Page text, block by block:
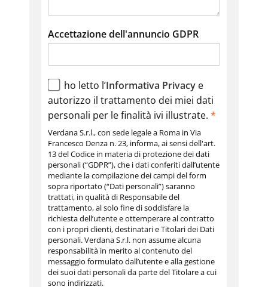
Accettazione dell'annuncio GDPR
ho letto l’Informativa Privacy e
autorizzo il trattamento dei miei dati
personali per le finalità ivi illustrate. *
Verdana S.r.l., con sede legale a Roma in Via
Francesco Denza n. 23, informa, ai sensi dell'art.
13 del Codice in materia di protezione dei dati
personali (“GDPR”), che i dati conferiti dall’utente
mediante la compilazione dei campi del form
sopra riportato (“Dati personali”) saranno
trattati, in qualità di Responsabile del
trattamento, al solo fine di soddisfare la
richiesta dell’utente e ottemperare al contratto
con i propri clienti, destinatari e Titolari dei Dati
personali. Verdana S.r.l. non assume alcuna
responsabilità in merito al contenuto del
messaggio formulato dall’utente e alla gestione
dei suoi dati personali da parte del Titolare a cui
sono indirizzati.